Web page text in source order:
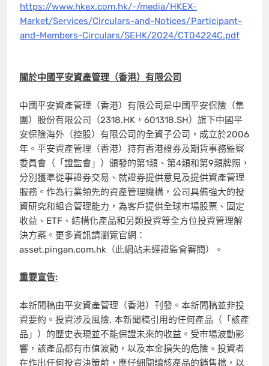
https://www.hkex.com.hk/-/media/HKEX-
Market/Services/Circulars-and-Notices/Participant-
and-Members-Circulars/SEHK/2024/CT04224C.pdf
關於中國平安資產管理（香港）有限公司
中國平安資產管理（香港）有限公司是中國平安保險（集
團）股份有限公司（2318.HK，601318.SH）旗下中國平
安保險海外（控股）有限公司的全資子公司，成立於2006
年。平安資產管理（香港）持有香港證券及期貨事務監察
委員會（「證監會」）頒發的第1類、第4類和第9類牌照，
分別獲準從事證券交易、就證券提供意見及提供資產管理
服務。作為行業領先的資產管理機構，公司具備強大的投
資研究和組合管理能力，為客戶提供全球市場股票、固定
收益、ETF、結構化產品和另類投資等全方位投資管理解
決方案。更多資訊請瀏覽官網：
asset.pingan.com.hk（此網站未經證監會審閱）。
重要宣告:
本新聞稿由平安資產管理（香港）刊發。本新聞稿並非投
資要約。投資涉及風險, 本新聞稿引用的任何產品（「該產
品」）的歷史表現並不能保證未來的收益。受市場波動影
響，該產品都有市值波動，以及本金損失的危險。投資者
在作出任何投資決策前，應仔細閱讀該產品的銷售檔，以